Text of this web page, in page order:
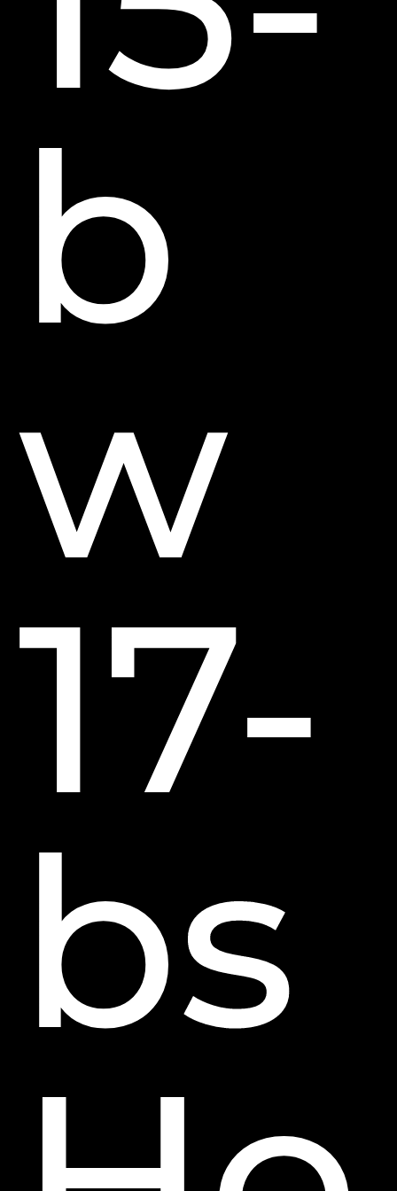
b
w
17-
bs